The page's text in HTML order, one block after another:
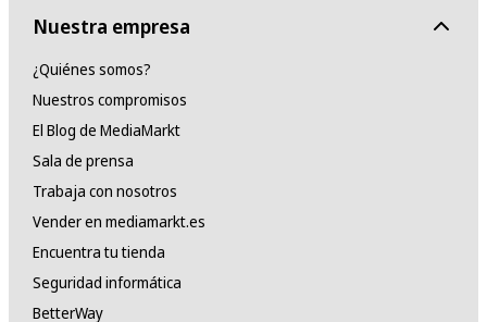
Nuestra empresa
¿Quiénes somos?
Nuestros compromisos
El Blog de MediaMarkt
Sala de prensa
Trabaja con nosotros
Vender en mediamarkt.es
Encuentra tu tienda
Seguridad informática
BetterWay